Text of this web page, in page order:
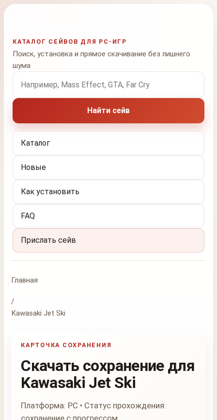
КАТАЛОГ СЕЙВОВ ДЛЯ PC-ИГР
Поиск, установка и прямое скачивание без лишнего
шума
Поиск по названию игры
Найти сейв
Каталог
Новые
Как установить
FAQ
Прислать сейв
Главная
/
Kawasaki Jet Ski
КАРТОЧКА СОХРАНЕНИЯ
Скачать сохранение для
Kawasaki Jet Ski
Платформа: PC • Статус прохождения: